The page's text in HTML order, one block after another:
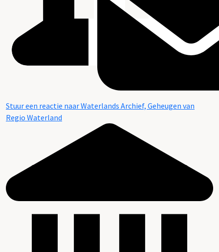
Stuur een reactie naar Waterlands Archief, Geheugen van
Regio Waterland